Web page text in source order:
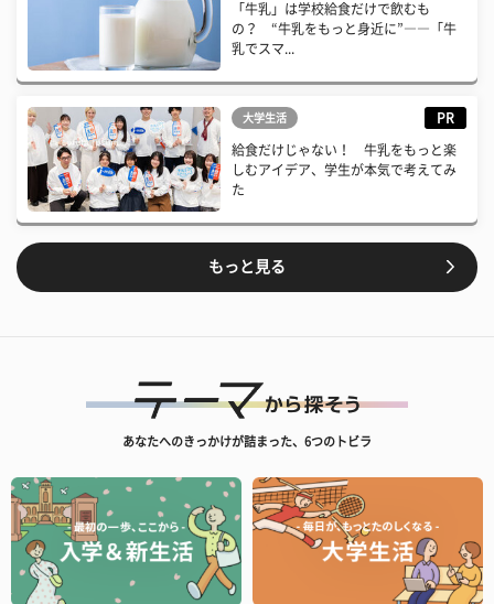
「牛乳」は学校給食だけで飲むも
の？ “牛乳をもっと身近に”――「牛
乳でスマ...
大学生活 PR
給食だけじゃない！ 牛乳をもっと楽
しむアイデア、学生が本気で考えてみ
た
もっと見る
あなたへのきっかけが詰まった、6つのトビラ